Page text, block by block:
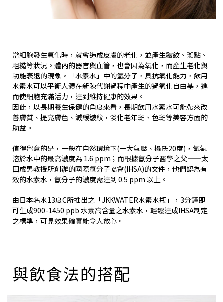
當細胞發生氧化時，就會造成皮膚的老化，並產生皺紋、斑點、
粗糙等狀況。體內的器官與血管，也會因為氧化，而產生老化與
功能衰退的現象。「水素水」中的氫分子，具抗氧化能力，飲用
水素水可以平衡人體在新陳代謝過程中產生的過氧化自由基，進
而使細胞充滿活力，達到維持健康的效果。
因此，以長期養生保健的角度來看，長期飲用水素水可能帶來改
善膚質、提亮膚色、減緩皺紋，淡化老年斑、色斑等美容方面的
助益。
值得留意的是，一般在自然環境下(一大氣壓、攝氏20度)，氫氣
溶於水中的最高濃度為 1.6 ppm；而根據氫分子醫學之父——太
田成男教授所創辦的國際氫分子協會(IHSA)的文件，他們認為有
效的水素水，氫分子的濃度需達到 0.5 ppm 以上。
由日本名水13度C所推出之「JKKWATER水素水瓶」，3分鐘即
可生成900-1450 ppb 水素高含量之水素水，輕鬆達成IHSA制定
之標準，可見效果確實能令人放心。
與飲食法的搭配